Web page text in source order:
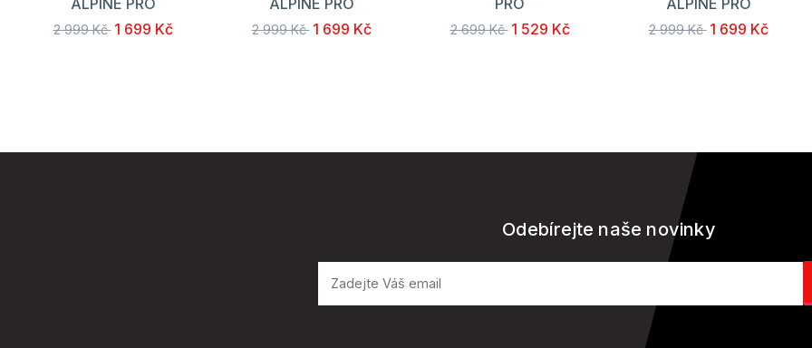
2 999 Kč 1 699 Kč 2 999 Kč 1 699 Kč 2 699 Kč 1 529 Kč 2 999 Kč 1 699 Kč
Odebírejte naše novinky